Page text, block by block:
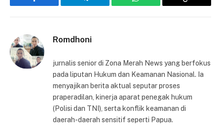
Facebook Telegram WhatsApp
Copy
Romdhoni
jurnalis senior di Zona Merah News yang berfokus
pada liputan Hukum dan Keamanan Nasional. Ia
menyajikan berita aktual seputar proses
praperadilan, kinerja aparat penegak hukum
(Polisi dan TNI), serta konflik keamanan di
daerah-daerah sensitif seperti Papua.